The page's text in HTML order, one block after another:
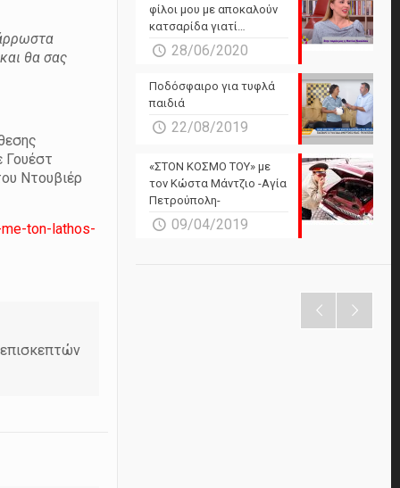
θα σας
Γουέστ
Ντουβιέρ
ton-lathos-
φίλοι μου με αποκαλούν
κατσαρίδα γιατί…
28/06/2020
Ποδόσφαιρο για τυφλά
παιδιά
22/08/2019
«ΣΤΟΝ ΚΟΣΜΟ ΤΟΥ» με
τον Κώστα Μάντζιο -Αγία
Πετρούπολη-
09/04/2019